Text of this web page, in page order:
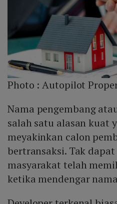
Photo :Autopilot
Nama pengembang
salah satu alasan kuat
meyakinkan calon
bertransaksi. Tak
masyarakat telah
ketika mendengar